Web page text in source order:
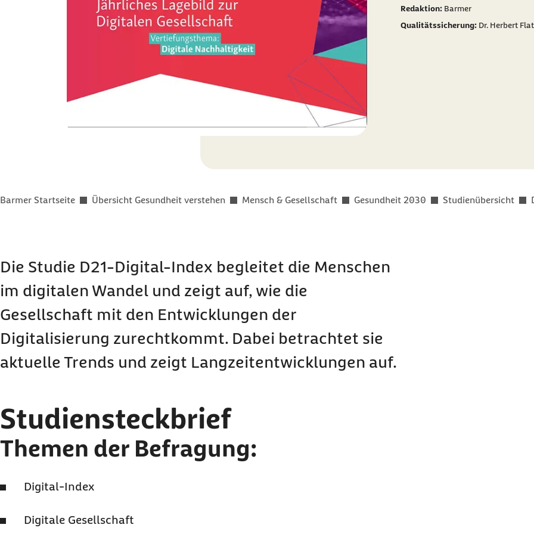
Redaktion: Barmer
Qualitätssicherung: Dr. Herbert
Sie befinden sich hier:
Barmer Startseite Übersicht Gesundheit verstehen Mensch & Gesellschaft Gesundheit 2030 Studienübersicht
Die Studie D21-Digital-Index begleitet die Menschen
im digitalen Wandel und zeigt auf, wie die
Gesellschaft mit den Entwicklungen der
Digitalisierung zurechtkommt. Dabei betrachtet sie
aktuelle Trends und zeigt Langzeitentwicklungen auf.
Studiensteckbrief
Themen der Befragung:
Digital-Index
Digitale Gesellschaft